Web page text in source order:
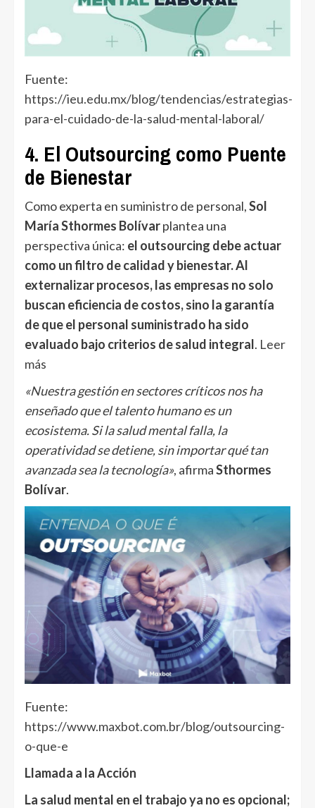
Fuente:
https://ieu.edu.mx/blog/tendencias/estrategias-
para-el-cuidado-de-la-salud-mental-laboral/
4. El Outsourcing como Puente
de Bienestar
Como experta en suministro de personal,Sol
María Sthormes Bolívarplantea una
perspectiva única: el outsourcing debe actuar
como un filtro de calidad y bienestar. Al
externalizar procesos, las empresas no solo
buscan eficiencia de costos, sino la garantía
de que el personal suministrado ha sido
evaluado bajo criterios de salud integral. Leer
más
«Nuestra gestión en sectores críticos nos ha
enseñado que el talento humano es un
ecosistema. Si la salud mental falla, la
operatividad se detiene, sin importar qué tan
avanzada sea la tecnología», afirmaSthormes
Bolívar.
Fuente:
https://www.maxbot.com.br/blog/outsourcing-
o-que-e
Llamada a la Acción
La salud mental en el trabajo ya no es opcional;